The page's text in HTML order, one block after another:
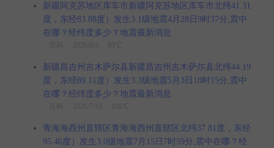
新疆阿克苏地区库车市新疆阿克苏地区库车市北纬41.31
度，东经83.88度）发生3.1级地震4月28日9时37分,震中
在哪？经纬度多少？地震最新消息
新疆昌吉州吉木萨尔县新疆昌吉州吉木萨尔县北纬44.19
度，东经89.11度）发生3.3级地震5月3日18时15分,震中
在哪？经纬度多少？地震最新消息
青海海西州直辖区青海海西州直辖区北纬37.81度，东经
95.46度）发生3.0级地震7月15日7时59分,震中在哪？经